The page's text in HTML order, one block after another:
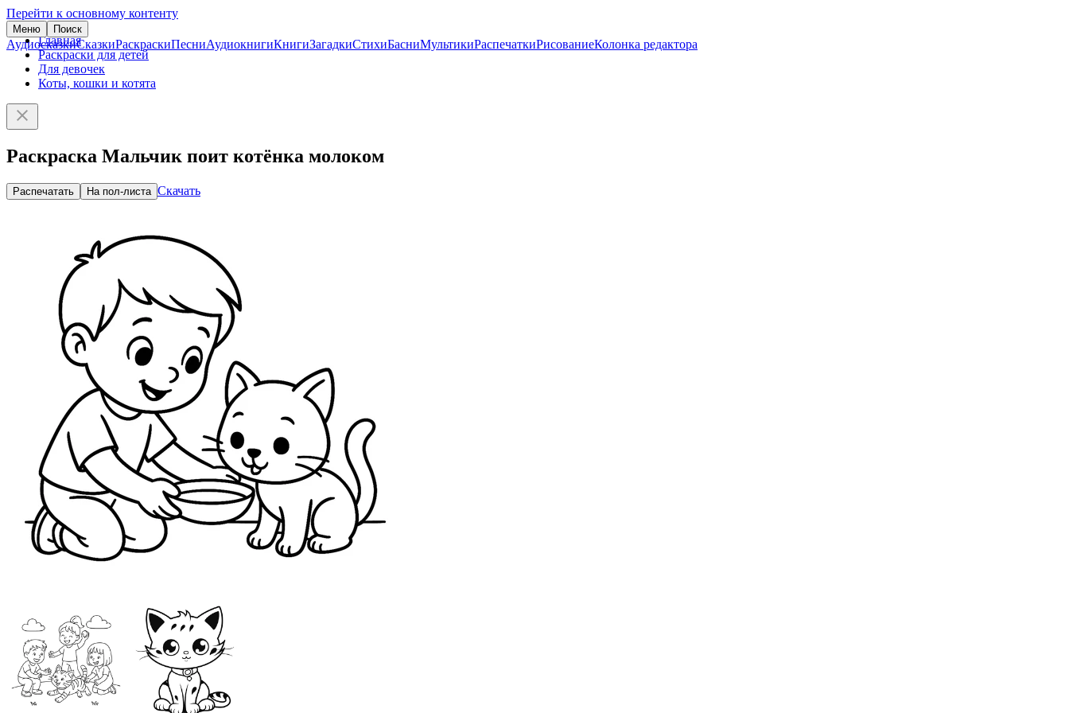
Перейти к основному контенту
Меню Поиск
АудиосказкиСказкиРаскраскиПесниАудиокнигиКнигиЗагадкиСтихиБасниМультикиРаспечаткиРисованиеКолонка редактора
Главная
Раскраски для детей
Для девочек
Коты, кошки и котята
Раскраска Мальчик поит котёнка молоком
Распечатать На пол-листа Скачать